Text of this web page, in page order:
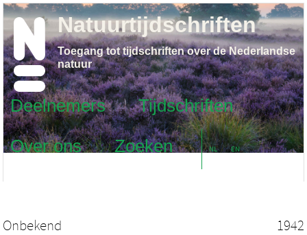
Deelnemers
Tijdschriften
Over ons
Zoeken NL EN
Natuurtijdschriften
Toegang tot tijdschriften over de Nederlandse
natuur
Onbekend 1942